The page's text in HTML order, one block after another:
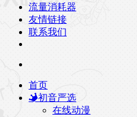
流量消耗器
友情链接
联系我们
首页
初音严选
在线动漫